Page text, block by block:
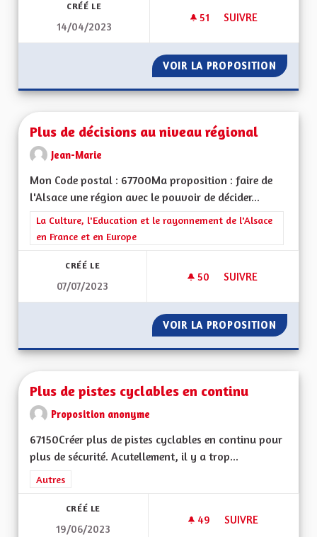
CRÉÉ LE
14/04/2023
51 51 ABONNÉS
SUIVRE
VOIR LA PROPOSITION
Plus de décisions au niveau régional
Jean-Marie
Mon Code postal : 67700Ma proposition : faire de
l'Alsace une région avec le pouvoir de décider...
Filtrer les résultats de la catégorie : La Culture, l'Education et
La Culture, l'Education et le rayonnement de l'Alsace
en France et en Europe
CRÉÉ LE
07/07/2023
50 50 ABONNÉS
SUIVRE
VOIR LA PROPOSITION PLUS
Plus de pistes cyclables en continu
Proposition anonyme
67150Créer plus de pistes cyclables en continu pour
plus de sécurité. Acutellement, il y a trop...
Filtrer les résultats de la catégorie : Autres
Autres
CRÉÉ LE
19/06/2023
49 49 ABONNÉS
SUIVRE